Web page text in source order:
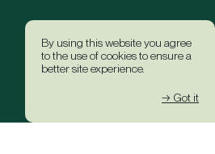
By using this website you agree
to the use of cookies to ensure a
better site experience.
→ Got it